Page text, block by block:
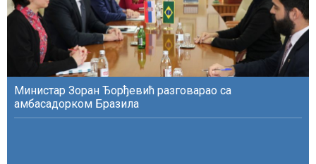
Министар Зоран Ђорђевић разговарао са
амбасадорком Бразила